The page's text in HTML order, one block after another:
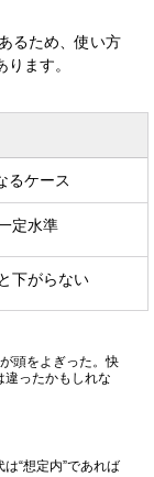
るため、使い方
ます。
るケース
定水準
下がらない
頭をよぎった。快
違ったかもしれな
“想定内”であれば